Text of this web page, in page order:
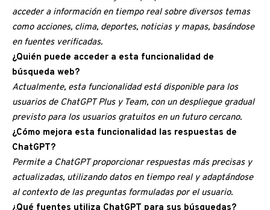
acceder a información en tiempo real sobre diversos temas
como acciones, clima, deportes, noticias y mapas, basándose
en fuentes verificadas.
¿Quién puede acceder a esta funcionalidad de
búsqueda web?
Actualmente, esta funcionalidad está disponible para los
usuarios de ChatGPT Plus y Team, con un despliegue gradual
previsto para los usuarios gratuitos en un futuro cercano.
¿Cómo mejora esta funcionalidad las respuestas de
ChatGPT?
Permite a ChatGPT proporcionar respuestas más precisas y
actualizadas, utilizando datos en tiempo real y adaptándose
al contexto de las preguntas formuladas por el usuario.